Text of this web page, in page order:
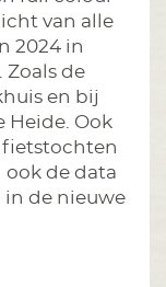
van alle
2024 in
Zoals de
en bij
Heide. Ook
fietstochten
ook de data
in de nieuwe